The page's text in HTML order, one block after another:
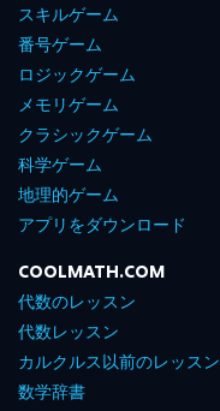
スキルゲーム
番号ゲーム
ロジックゲーム
メモリゲーム
クラシックゲーム
科学ゲーム
地理的ゲーム
アプリをダウンロード
COOLMATH.COM
代数のレッスン
代数レッスン
カルクルス以前のレッスン
数学辞書